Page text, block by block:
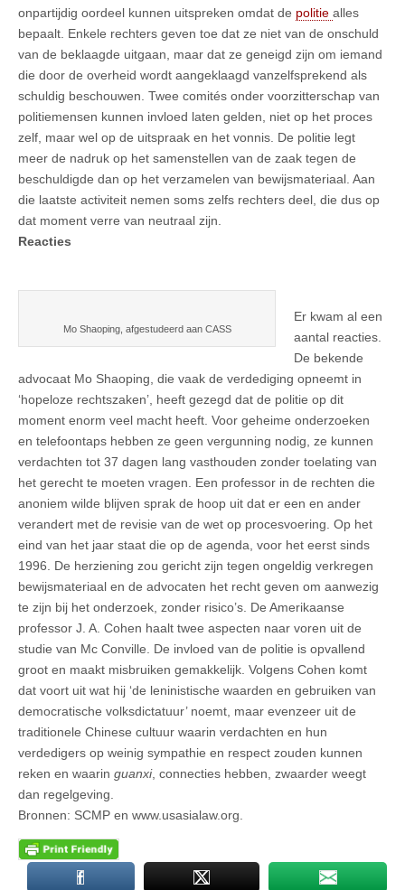
onpartijdig oordeel kunnen uitspreken omdat de politie alles
bepaalt. Enkele rechters geven toe dat ze niet van de onschuld
van de beklaagde uitgaan, maar dat ze geneigd zijn om iemand
die door de overheid wordt aangeklaagd vanzelfsprekend als
schuldig beschouwen. Twee comités onder voorzitterschap van
politiemensen kunnen invloed laten gelden, niet op het proces
zelf, maar wel op de uitspraak en het vonnis. De politie legt
meer de nadruk op het samenstellen van de zaak tegen de
beschuldigde dan op het verzamelen van bewijsmateriaal. Aan
die laatste activiteit nemen soms zelfs rechters deel, die dus op
dat moment verre van neutraal zijn.
Reacties
Mo Shaoping, afgestudeerd aan CASS
Er kwam al een
aantal reacties.
De bekende
advocaat Mo Shaoping, die vaak de verdediging opneemt in
‘hopeloze rechtszaken’, heeft gezegd dat de politie op dit
moment enorm veel macht heeft. Voor geheime onderzoeken
en telefoontaps hebben ze geen vergunning nodig, ze kunnen
verdachten tot 37 dagen lang vasthouden zonder toelating van
het gerecht te moeten vragen. Een professor in de rechten die
anoniem wilde blijven sprak de hoop uit dat er een en ander
verandert met de revisie van de wet op procesvoering. Op het
eind van het jaar staat die op de agenda, voor het eerst sinds
1996. De herziening zou gericht zijn tegen ongeldig verkregen
bewijsmateriaal en de advocaten het recht geven om aanwezig
te zijn bij het onderzoek, zonder risico’s. De Amerikaanse
professor J. A. Cohen haalt twee aspecten naar voren uit de
studie van Mc Conville. De invloed van de politie is opvallend
groot en maakt misbruiken gemakkelijk. Volgens Cohen komt
dat voort uit wat hij ‘de leninistische waarden en gebruiken van
democratische volksdictatuur’ noemt, maar evenzeer uit de
traditionele Chinese cultuur waarin verdachten en hun
verdedigers op weinig sympathie en respect zouden kunnen
reken en waarin guanxi, connecties hebben, zwaarder weegt
dan regelgeving.
Bronnen: SCMP en www.usasialaw.org.